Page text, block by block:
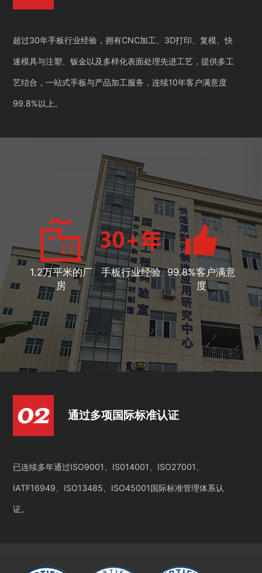
超过30年手板行业经验，拥有CNC加工、3D打印、复模、快
速模具与注塑、钣金以及多样化表面处理先进工艺，提供多工
艺结合，一站式手板与产品加工服务，连续10年客户满意度
99.8%以上。
1.2万平米的厂
房
手板行业经验 99.8%客户满意
度
通过多项国际标准认证
已连续多年通过ISO9001、IS014001、ISO27001、
IATF16949、ISO13485、ISO45001国际标准管理体系认
证。